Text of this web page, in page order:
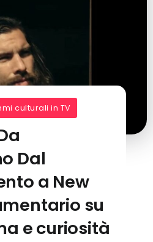
culturali in TV
Dal
a New
su
e curiosità